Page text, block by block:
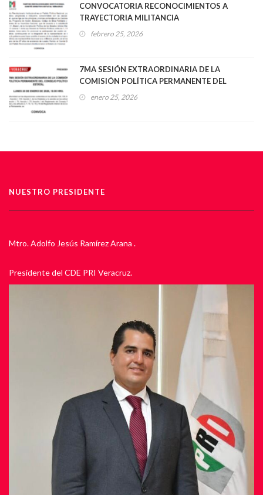
CONVOCATORIA RECONOCIMIENTOS A
TRAYECTORIA MILITANCIA
febrero 25, 2026
7MA SESIÓN EXTRAORDINARIA DE LA
COMISIÓN POLÍTICA PERMANENTE DEL
CONSEJO POLÍTICO ESTATAL
enero 25, 2026
NUESTRO PRESIDENTE
Mtro. Adolfo Jesús Ramírez Arana .
Presidente del CDE PRI Veracruz.